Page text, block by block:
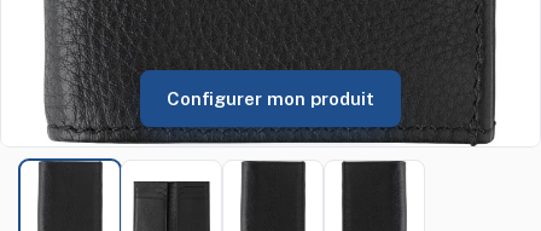
Configurer mon produit